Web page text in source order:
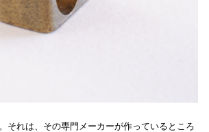
それは、その専門メーカーが作っているところ